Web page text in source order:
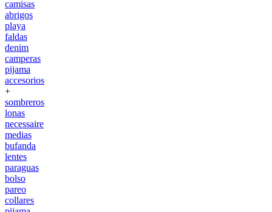
camisas
abrigos
playa
faldas
denim
camperas
pijama
accesorios
+
sombreros
lonas
necessaire
medias
bufanda
lentes
paraguas
bolso
pareo
collares